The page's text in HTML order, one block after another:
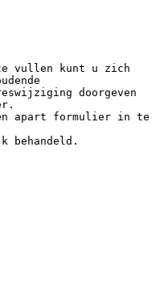
vullen kunt u zich
doorgeven
apart formulier in te
behandeld.